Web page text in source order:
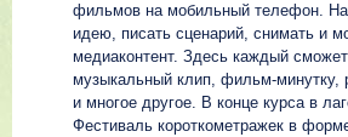
фильмов на мобильный телефон.
идею, писать сценарий, снимать и
медиаконтент. Здесь каждый
музыкальный клип, фильм-минутку,
и многое другое. В конце курса в
Фестиваль короткометражек в